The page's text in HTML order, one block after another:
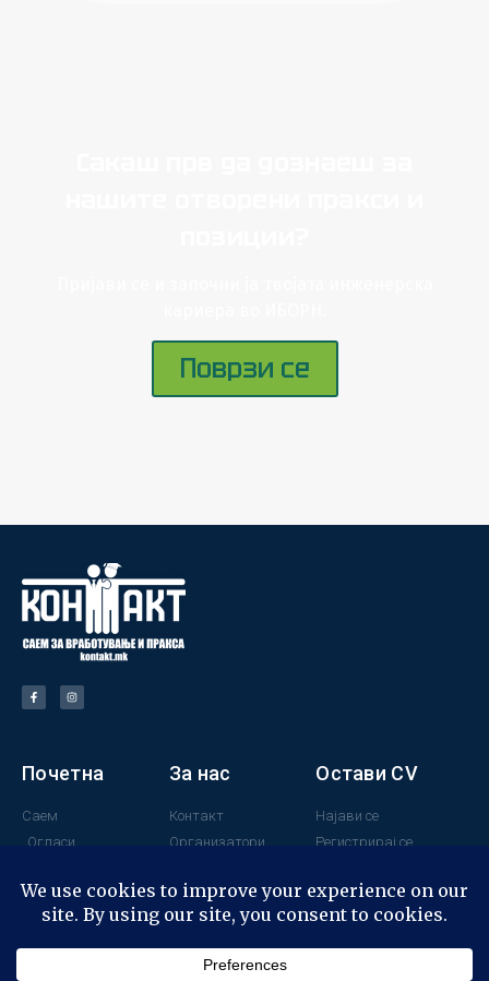
Поврзи се
Почетна
Саем
Огласи
За нас
Контакт
Организатори
Минатогодишни
учесници
Остави CV
Најави се
Регистрирај се